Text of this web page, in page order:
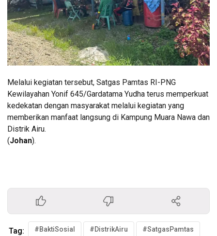
Melalui kegiatan tersebut, Satgas Pamtas RI-PNG
Kewilayahan Yonif 645/Gardatama Yudha terus memperkuat
kedekatan dengan masyarakat melalui kegiatan yang
memberikan manfaat langsung di Kampung Muara Nawa dan
Distrik Airu.
(Johan).
Tag: #BaktiSosial #DistrikAiru #SatgasPamtas